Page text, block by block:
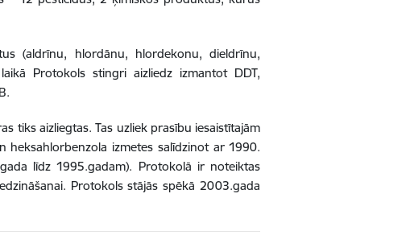
(aldrīnu, hlordānu, hlordekonu, dieldrīnu,
Protokols stingri aizliedz izmantot DDT,
tiks aizliegtas. Tas uzliek prasību iesaistītajām
izmetes salīdzinot ar 1990.
līdz 1995.gadam). Protokolā ir noteiktas
Protokols stājās spēkā 2003.gada